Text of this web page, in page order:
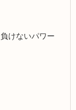
けないパワー